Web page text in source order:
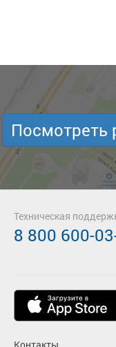
Посмотреть
Техническая
8 800 600-